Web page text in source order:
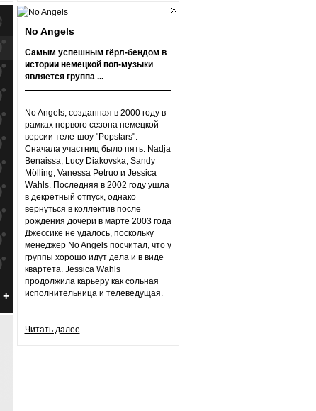
кпопаданиям
кпопаданиям
кпопаданиям
кпопаданиям
кпопаданиям
кпопаданиям
кпопаданиям
кпопаданиям
кпопаданиям
кпопаданиям
No Angels
Самым успешным гёрл-бендом в
истории немецкой поп-музыки
является группа ...
No Angels, созданная в 2000 году в
рамках первого сезона немецкой
версии теле-шоу "Popstars".
Сначала участниц было пять: Nadja
Benaissa, Lucy Diakovska, Sandy
Mölling, Vanessa Petruo и Jessica
Wahls. Последняя в 2002 году ушла
в декретный отпуск, однако
вернуться в коллектив после
рождения дочери в марте 2003 года
Джессике не удалось, поскольку
менеджер No Angels посчитал, что у
группы хорошо идут дела и в виде
квартета. Jessica Wahls
продолжила карьеру как сольная
исполнительница и телеведущая.
Читать далее